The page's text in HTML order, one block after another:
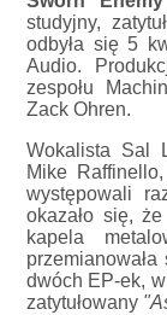
studyjny,
odbyła się 5
Audio.
zespołu
Zack Ohren.
Wokalista Sal
Mike
występowali
okazało się,
kapela
dwóch EP-ek,
zatytułowany